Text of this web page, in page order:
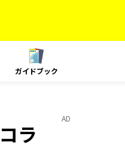
ガイドブック
ラ
AD